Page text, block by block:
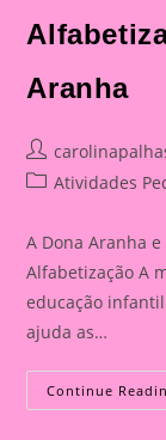
Aranha
Post
author:
PostAtividades
A Dona Aranha
Alfabetização A
educação
ajuda as…
Continue